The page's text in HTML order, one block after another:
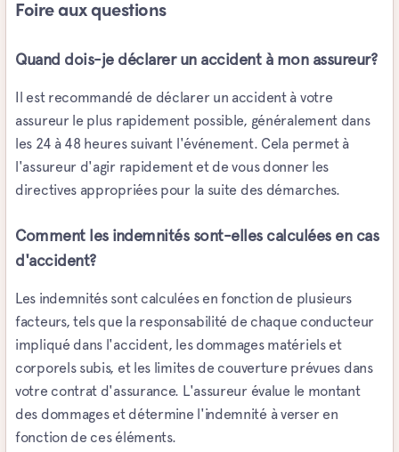
Foire aux questions
Quand dois-je déclarer un accident à mon assureur?
Il est recommandé de déclarer un accident à votre
assureur le plus rapidement possible, généralement dans
les 24 à 48 heures suivant l'événement. Cela permet à
l'assureur d'agir rapidement et de vous donner les
directives appropriées pour la suite des démarches.
Comment les indemnités sont-elles calculées en cas
d'accident?
Les indemnités sont calculées en fonction de plusieurs
facteurs, tels que la responsabilité de chaque conducteur
impliqué dans l'accident, les dommages matériels et
corporels subis, et les limites de couverture prévues dans
votre contrat d'assurance. L'assureur évalue le montant
des dommages et détermine l'indemnité à verser en
fonction de ces éléments.